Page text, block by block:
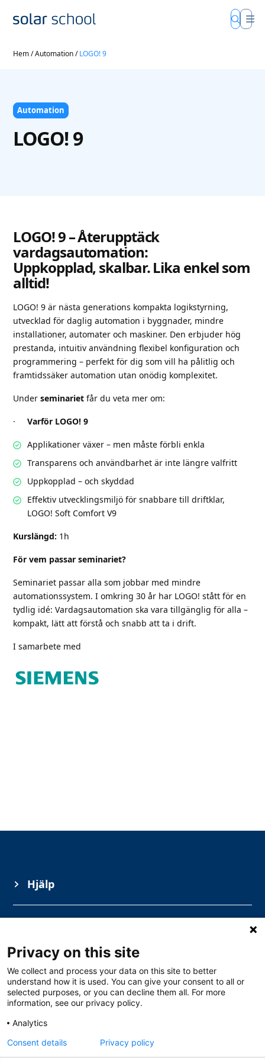
Hem/Automation/LOGO! 9
Automation
LOGO! 9
LOGO! 9 – Återupptäck
vardagsautomation:
Uppkopplad, skalbar. Lika enkel som
alltid!
LOGO! 9 är nästa generations kompakta logikstyrning,
utvecklad för daglig automation i byggnader, mindre
installationer, automater och maskiner. Den erbjuder hög
prestanda, intuitiv användning flexibel konfiguration och
programmering – perfekt för dig som vill ha pålitlig och
framtidssäker automation utan onödig komplexitet.
Underseminariet får du veta mer om:
·Varför LOGO! 9
Applikationer växer – men måste förbli enkla
Transparens och användbarhet är inte längre valfritt
Uppkopplad – och skyddad
Effektiv utvecklingsmiljö för snabbare till driftklar,
LOGO! Soft Comfort V9
Kurslängd: 1h
För vem passar seminariet?
Seminariet passar alla som jobbar med mindre
automationssystem. I omkring 30 år har LOGO! stått för en
tydlig idé: Vardagsautomation ska vara tillgänglig för alla –
kompakt, lätt att förstå och snabb att ta i drift.
I samarbete med
Hjälp
Ämnesområden
Privacy on this site
We collect and process your data on this site to better
understand how it is used. You can give your consent to all or
selected purposes, or you can decline them all. For more
information, see our privacy policy.
Analytics
Consent details
Privacy policy